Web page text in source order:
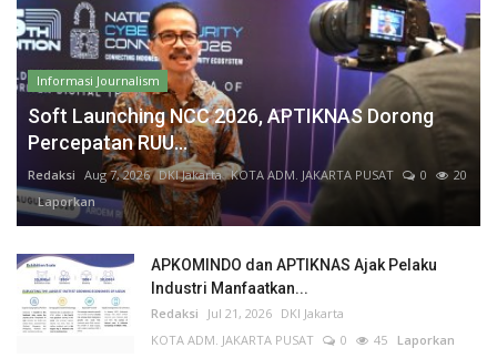
Informasi Journalism
Soft Launching NCC 2026, APTIKNAS Dorong
Percepatan RUU...
Redaksi Aug 7, 2026 DKI Jakarta KOTA ADM. JAKARTA PUSAT 0
20
Laporkan
APKOMINDO dan APTIKNAS Ajak Pelaku
Industri Manfaatkan...
Redaksi Jul 21, 2026 DKI Jakarta
KOTA ADM. JAKARTA PUSAT
0 45 Laporkan